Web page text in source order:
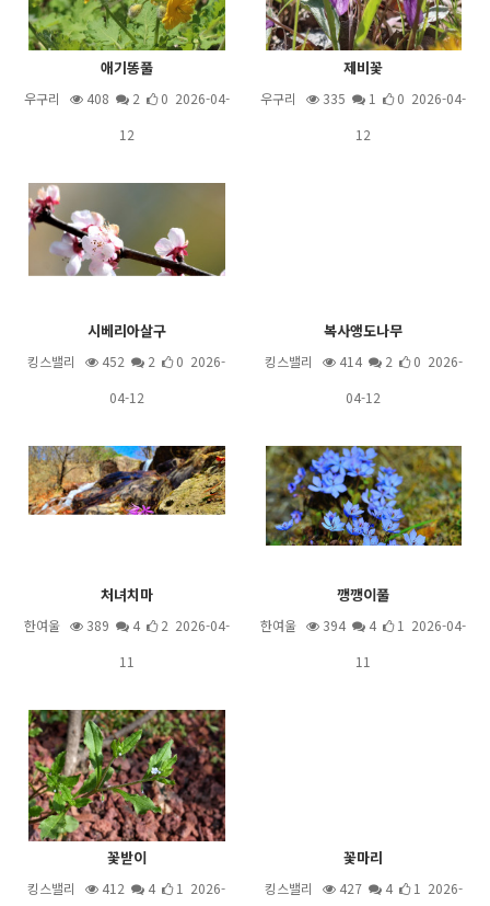
애기똥풀
우구리 408 2
0 2026-04-
12
제비꽃
우구리 335 1
0 2026-04-
12
시베리아살구
킹스밸리 452 2
0 2026-
04-12
복사앵도나무
킹스밸리 414 2
0 2026-
04-12
처녀치마
한여울 389 4
2 2026-04-
11
깽깽이풀
한여울 394 4
1 2026-04-
11
꽃받이
킹스밸리 412 4
1 2026-
꽃마리
킹스밸리 427 4
1 2026-